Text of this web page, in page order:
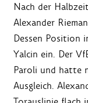
Nach der
Alexander
Dessen Position
Yalcin ein. Der
Paroli und hatte
Ausgleich.